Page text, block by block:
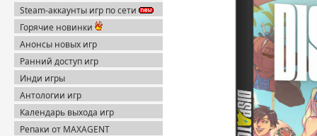
Steam-аккаунты игр по сети
Горячие новинки
Анонсы новых игр
Ранний доступ игр
Инди игры
Антологии игр
Календарь выхода игр
Репаки от MAXAGENT